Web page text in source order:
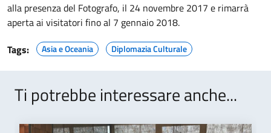
alla presenza del Fotografo, il 24 novembre 2017 e rimarrà
aperta ai visitatori fino al 7 gennaio 2018.
Tags:
Asia e Oceania Diplomazia Culturale
Ti potrebbe interessare anche...